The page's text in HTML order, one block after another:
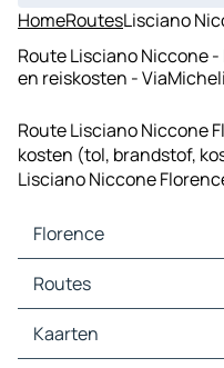
HomeRoutesLisciano
Route Lisciano Niccone
en reiskosten -
Route Lisciano Niccone
kosten (tol, brandstof,
Lisciano Niccone
Florence
Florence Kaarten
Florence Verkeer
Florence Hotels
Florence Restaurants
Routes
Routes Florence - Genua
Routes Florence - Bologna
Kaarten